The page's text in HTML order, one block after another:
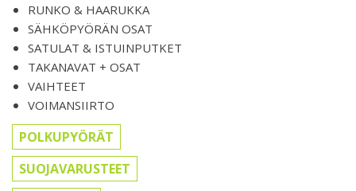
RUNKO & HAARUKKA
SÄHKÖPYÖRÄN OSAT
SATULAT & ISTUINPUTKET
TAKANAVAT + OSAT
VAIHTEET
VOIMANSIIRTO
POLKUPYÖRÄT
SUOJAVARUSTEET